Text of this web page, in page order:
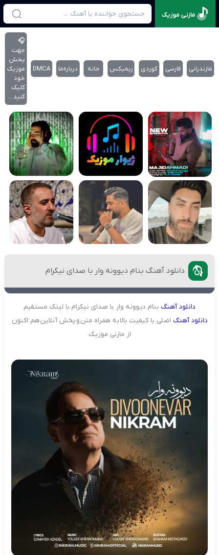
مازنی موزیک
مازندرانی فارسی کوردی ریمیکس خانه درباره‌‌ما DMCA
🎧
جهت
پخش
موزیک
خود
کلیک
کنید…
دانلود آهنگ بنام دیوونه وار با صدای نیکرام
دانلودآهنگ بنام دیوونه وار با صدای نیکرام با لینک مستقیم
دانلودآهنگ اصلی با کیفیت بالا به همراه متن و پخش آنلاین هم اکنون
از مازنی موزیک